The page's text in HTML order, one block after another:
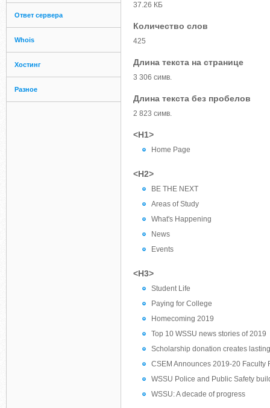
Ответ сервера
Whois
Хостинг
Разное
37.26 КБ
Количество слов
425
Длина текста на странице
3 306 симв.
Длина текста без пробелов
2 823 симв.
<H1>
Home Page
<H2>
BE THE NEXT
Areas of Study
What's Happening
News
Events
<H3>
Student Life
Paying for College
Homecoming 2019
Top 10 WSSU news stories of 2019
Scholarship donation creates
CSEM Announces 2019-20 Faculty
WSSU Police and Public Safety
WSSU: A decade of progress